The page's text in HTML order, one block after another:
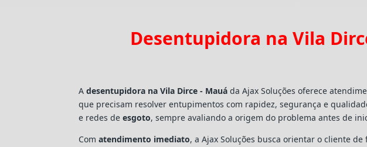
Desentupidora na Vila
Adesentupidora na Vila Dirce - Mauá da Ajax Soluções oferece
que precisam resolver entupimentos com rapidez, segurança e
e redes deesgoto, sempre avaliando a origem do problema antes de
Comatendimento imediato, a Ajax Soluções busca orientar o cliente